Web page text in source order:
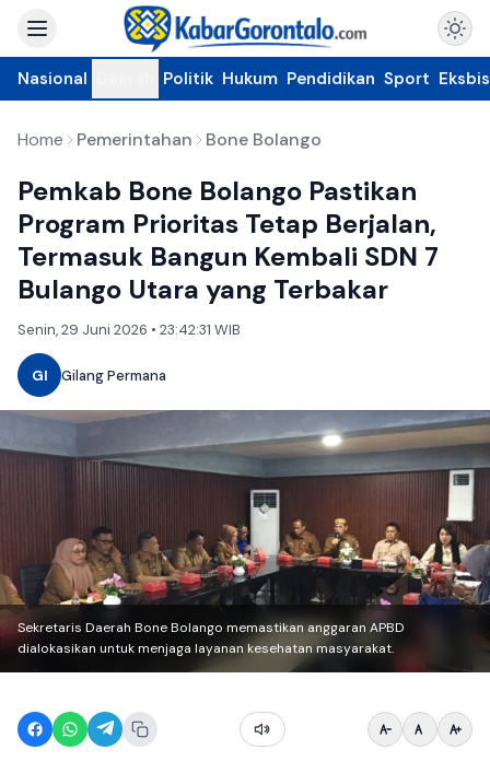
Nasional Politik Hukum Pendidikan Sport Eksbis
Home Pemerintahan Bone Bolango
Pemkab Bone Bolango Pastikan
Program Prioritas Tetap Berjalan,
Termasuk Bangun Kembali SDN 7
Bulango Utara yang Terbakar
Senin, 29 Juni 2026 • 23:42:31 WIB
GI Gilang Permana
Sekretaris Daerah Bone Bolango memastikan anggaran APBD
dialokasikan untuk menjaga layanan kesehatan masyarakat.